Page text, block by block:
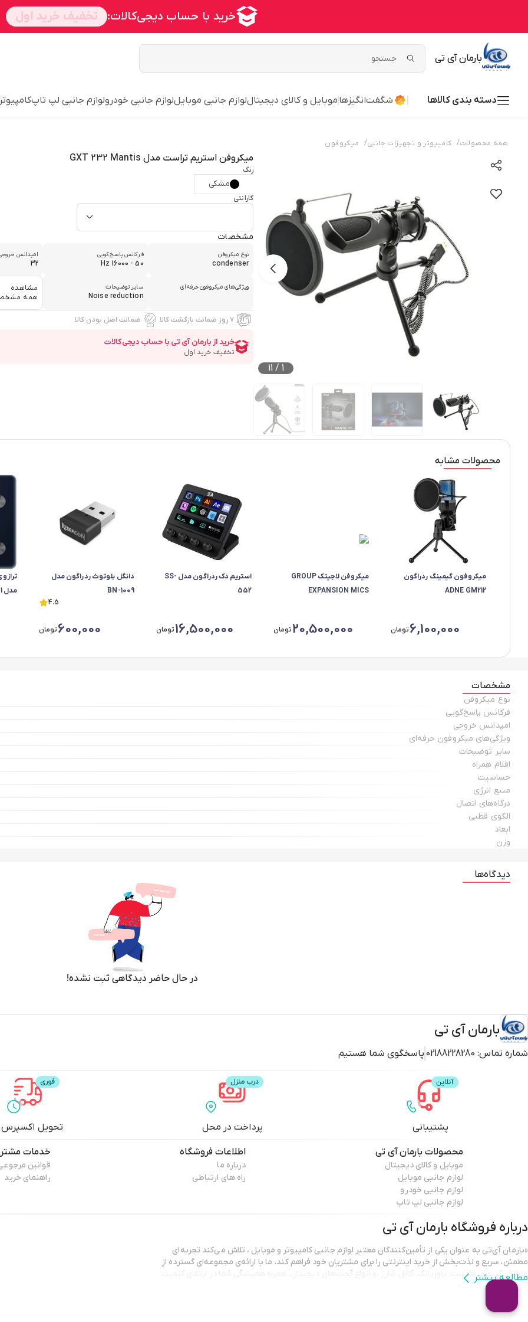
بارمان آی تی
دسته بندی کالاها شگفت‌انگیزها موبایل و کالای دیجیتاللوازم جانبی موبایللوازم جانبی خودرولوازم جانبی لپ تاپ
همه محصولات/ کامپیوتر و تجهیزات جانبی/ میکروفون
1
/
11
میکروفن استریم تراست مدل GXT 232 Mantis
رنگ
مشکی
گارانتی
مشخصات
نوع میکروفن
condenser
فرکانس پاسخ‌گویی
50 - 16000 Hz
امپدانس
32
ویژگی‌های میکروفون حرفه‌ای سایر توضیحات
Noise reduction
مشاهده
همه
۷ روز ضمانت بازگشت کالا ضمانت اصل بودن کالا
محصولات مشابه
میکروفون گیمینگ ردراگون
ADNE GM212
6,100,000تومان
میکروفن لاجیتک GROUP
EXPANSION MICS
20,500,000تومان
استریم دک ردراگون مدل SS-
552
16,500,000تومان
دانگل بلوتوث ردراگون مدل
BN-1009
4.5
600,000تومان
مدل T9146h11 c1
مشخصات
نوع میکروفن
فرکانس پاسخ‌گویی
امپدانس خروجی
ویژگی‌های میکروفون حرفه‌ای
سایر توضیحات
اقلام همراه
حساسیت
منبع انرژی
درگاه‌های اتصال
الگوی قطبی
ابعاد
وزن
دیدگاه‌ها
در حال حاضر دیدگاهی ثبت نشده!
بارمان آی تی
شماره تماس: 02188228280 پاسخگوی شما هستیم
پشتیبانی پرداخت در محل تحویل اکسپرس
محصولات بارمان آی تی
موبایل و کالای دیجیتال
لوازم جانبی موبایل
لوازم جانبی خودرو
لوازم جانبی لپ تاپ
اطلاعات فروشگاه
درباره ما
راه های ارتباطی
خدمات
قوانین
راهنمای خرید
درباره فروشگاه بارمان آی تی
«بارمان آی‌تی به عنوان یکی از تأمین‌کنندگان معتبر لوازم جانبی کامپیوتر و موبایل ، تلاش می‌کند تجربه‌ای
مطمئن، سریع و لذت‌بخش از خرید اینترنتی را برای مشتریان خود فراهم کند. ما با ارائه‌ی مجموعه‌ای گسترده از
ماوس، کیبورد، هدست، پاوربانک، کابل شارژ ،و انواع گجت‌های دیجیتال، همراه همیشگی شما در ارتقای کیفیت
کار و سرگرمی هستیم.
تمامی محصولات ارائه شده در بارمان آی‌تی دارای اصالت و گارانتی معتبر هستند تا مشتریان با اطمینان کامل
خرید کنند. تیم پشتیبانی ما نیز همیشه آماده‌ی پاسخگویی و راهنمایی است تا شما بهترین انتخاب را متناسب
مطالعه بیشتر